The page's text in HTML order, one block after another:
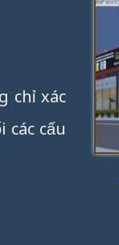
chỉ xác
cấu